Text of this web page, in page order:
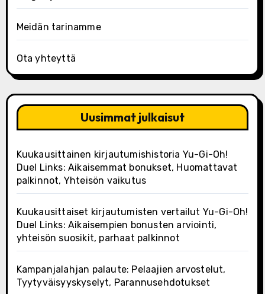
Meidän tarinamme
Ota yhteyttä
Uusimmat julkaisut
Kuukausittainen kirjautumishistoria Yu-Gi-Oh!
Duel Links: Aikaisemmat bonukset, Huomattavat
palkinnot, Yhteisön vaikutus
Kuukausittaiset kirjautumisten vertailut Yu-Gi-Oh!
Duel Links: Aikaisempien bonusten arviointi,
yhteisön suosikit, parhaat palkinnot
Kampanjalahjan palaute: Pelaajien arvostelut,
Tyytyväisyyskyselyt, Parannusehdotukset